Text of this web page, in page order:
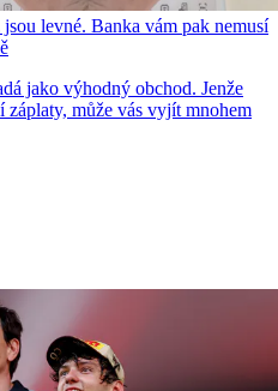
levné. Banka vám pak nemusí
jako výhodný obchod. Jenže
záplaty, může vás vyjít mnohem